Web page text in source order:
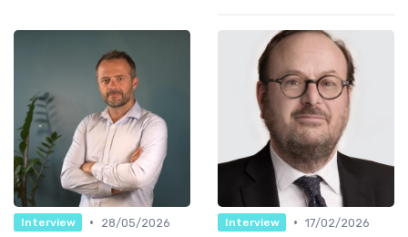
Interview •
28/05/2026
Interview • 17/02/2026